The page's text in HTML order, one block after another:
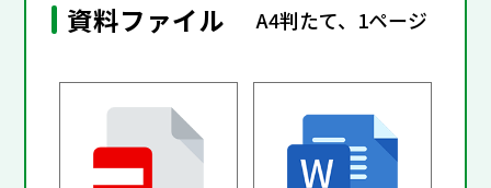
資料ファイル A4判たて、1ページ